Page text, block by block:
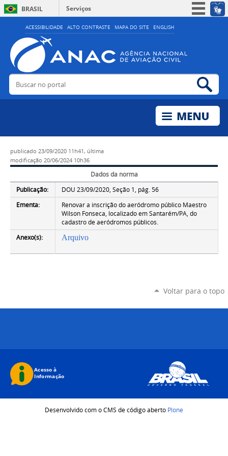
ACESSIBILIDADE ALTO CONTRASTE MAPA DO SITE ENGLISH
BRASIL
Serviços
Simplifique!
Acesso à informação
Legislação
Buscar no portal
publicado 23/09/2020 11h41, última
modificação 20/06/2024 10h36
Dados da norma
Publicação:
DOU 23/09/2020, Seção 1, pág. 56
Ementa:
Renovar a inscrição do aeródromo público Maestro
Wilson Fonseca, localizado em Santarém/PA, do
cadastro de aeródromos públicos.
Anexo(s):
Arquivo
Voltar para o topo
Desenvolvido com o CMS de código aberto Plone